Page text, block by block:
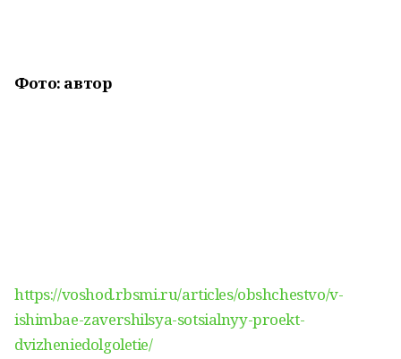
Фото: автор
https://voshod.rbsmi.ru/articles/obshchestvo/v-
ishimbae-zavershilsya-sotsialnyy-proekt-
dvizheniedolgoletie/